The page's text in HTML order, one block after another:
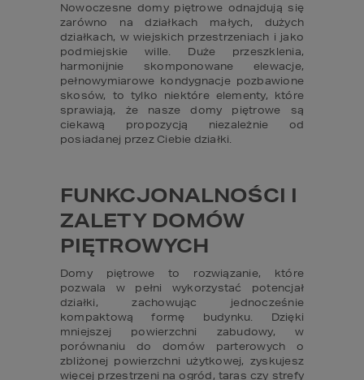
Nowoczesne domy piętrowe odnajdują się
zarówno na działkach małych, dużych
działkach, w wiejskich przestrzeniach i jako
podmiejskie wille. Duże przeszklenia,
harmonijnie skomponowane elewacje,
pełnowymiarowe kondygnacje pozbawione
skosów, to tylko niektóre elementy, które
sprawiają, że nasze domy piętrowe są
ciekawą propozycją niezależnie od
posiadanej przez Ciebie działki.
FUNKCJONALNOŚCI I
ZALETY DOMÓW
PIĘTROWYCH
Domy piętrowe to rozwiązanie, które
pozwala w pełni wykorzystać potencjał
działki, zachowując jednocześnie
kompaktową formę budynku. Dzięki
mniejszej powierzchni zabudowy, w
porównaniu do domów parterowych o
zbliżonej powierzchni użytkowej, zyskujesz
więcej przestrzeni na ogród, taras czy strefy